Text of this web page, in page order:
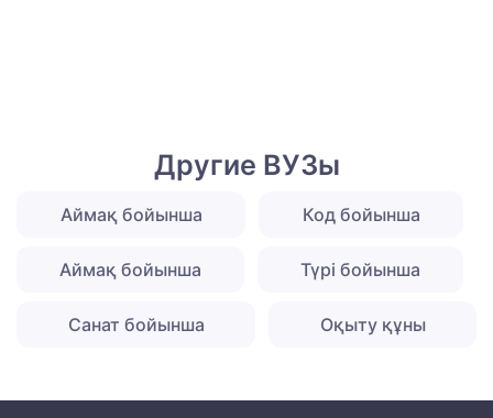
Другие ВУЗы
Аймақ бойынша Код бойынша
Аймақ бойынша Түрі бойынша
Санат бойынша Оқыту құны